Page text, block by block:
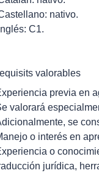
nativo.
C1.
valorables
previa en
valorará
se
o interés en
o
jurídica,